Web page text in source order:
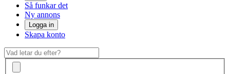
Så funkar det
Ny annons
Logga in
Skapa konto